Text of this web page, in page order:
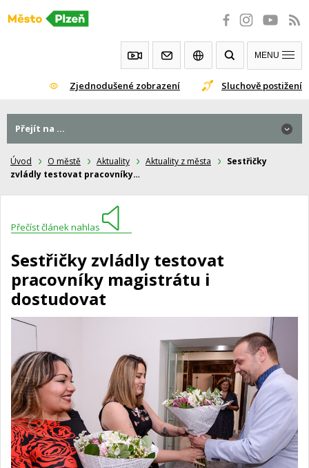
Přeskočit
Zjednodušené zobrazení Sluchově postižení
MENU
Úvod O městě Aktuality Aktuality z města
Sestřičky
zvládly testovat pracovníky…
Přečíst článek nahlas
Sestřičky zvládly testovat
pracovníky magistrátu i
dostudovat
Přejít na ...